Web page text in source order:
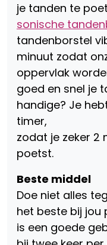
je tanden te
sonische
tandenborstel
minuut zodat
oppervlak
goed en snel je
handige? Je
timer,
zodat je zeker 2
poetst.
Beste middel
Doe niet alles
het beste bij jou
is een goede